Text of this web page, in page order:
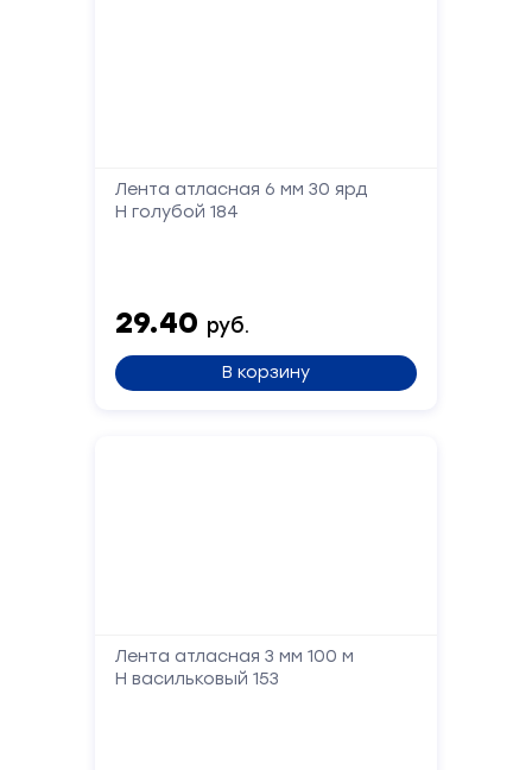
Лента атласная 6 мм 30 ярд
Н голубой 184
29.40 руб.
В корзину
Лента атласная 3 мм 100 м
Н васильковый 153